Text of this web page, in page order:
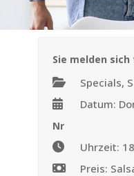
Sie melden
Specials,
Datum:
Nr
Uhrzeit:
Preis: